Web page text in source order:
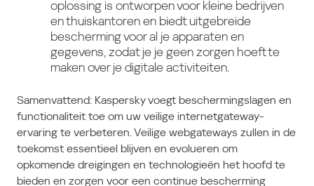
oplossing is ontworpen voor kleine bedrijven
en thuiskantoren en biedt uitgebreide
bescherming voor al je apparaten en
gegevens, zodat je je geen zorgen hoeft te
maken over je digitale activiteiten.
Samenvattend: Kaspersky voegt beschermingslagen en
functionaliteit toe om uw veilige internetgateway-
ervaring te verbeteren. Veilige webgateways zullen in de
toekomst essentieel blijven en evolueren om
opkomende dreigingen en technologieën het hoofd te
bieden en zorgen voor een continue bescherming